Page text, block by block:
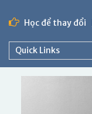
content
Học để thay đổi
Quick Links